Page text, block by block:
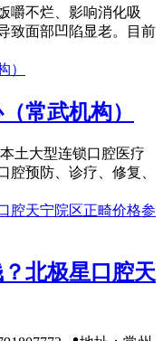
嚼不烂、影响消化吸
致面部凹陷显老。目前
常武机构）
土大型连锁口腔医疗
腔预防、诊疗、修复、
北极星口腔天